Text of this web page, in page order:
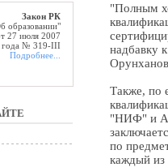
Закон РК
образовании"
27 июля 2007
года № 319-III
Подробнее...
"Полным
надбавку
Также, по
"НИФ" и
по
каждый из